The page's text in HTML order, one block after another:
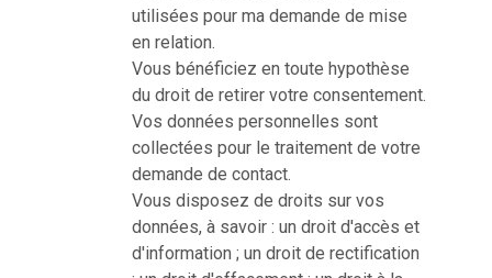
utilisées pour ma demande de mise
en relation.
Vous bénéficiez en toute hypothèse
du droit de retirer votre consentement.
Vos données personnelles sont
collectées pour le traitement de votre
demande de contact.
Vous disposez de droits sur vos
données, à savoir : un droit d'accès et
d'information ; un droit de rectification